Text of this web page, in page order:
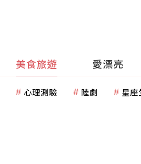
美食旅遊 愛漂亮
心理測驗 陸劇 星座